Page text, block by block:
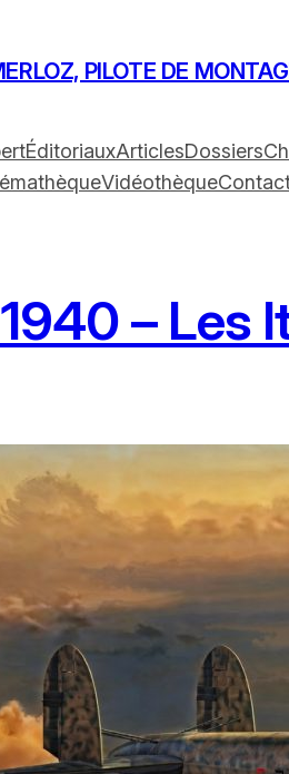
PILOTE DE
ÉditoriauxArticlesDossiers
Vidéothèque
–